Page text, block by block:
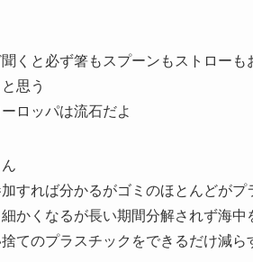
くと必ず箸もスプーンもストロー
思う
ロッパは流石だよ
すれば分かるがゴミのほとんどが
かくなるが長い期間分解されず海
てのプラスチックをできるだけ減